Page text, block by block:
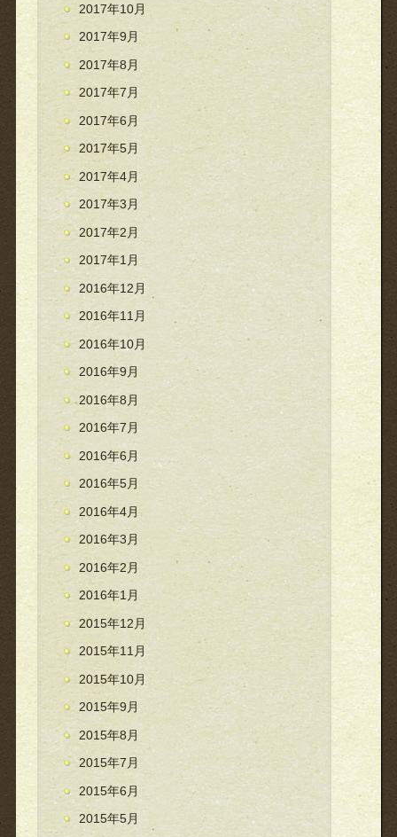
2017年10月
2017年9月
2017年8月
2017年7月
2017年6月
2017年5月
2017年4月
2017年3月
2017年2月
2017年1月
2016年12月
2016年11月
2016年10月
2016年9月
2016年8月
2016年7月
2016年6月
2016年5月
2016年4月
2016年3月
2016年2月
2016年1月
2015年12月
2015年11月
2015年10月
2015年9月
2015年8月
2015年7月
2015年6月
2015年5月